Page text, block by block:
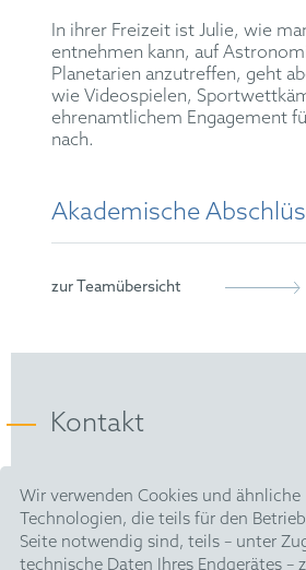
Wir verwenden Cookies und ähnliche
Technologien, die teils für den
Seite notwendig sind, teils – unter
technische Daten Ihres Endgerätes –
In ihrer Freizeit ist Julie, wie
entnehmen kann, auf
Planetarien anzutreffen, geht
wie Videospielen,
ehrenamtlichem Engagement
nach.
Akademische
Ph.D. (Electromagnetism,
Physique Strasbourg,
of Strasbourg, France
M. Sc. (1st year – Physics
zur Teamübersicht
Kontakt
HOFFMANN EITLE |
Patent- und Rechtsanwälte
Arabellastraße 30 |
81925 München